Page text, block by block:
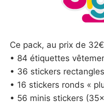
Ce pack, au prix de
• 84 étiquettes
• 36 stickers
• 16 stickers ronds «
• 56 minis stickers